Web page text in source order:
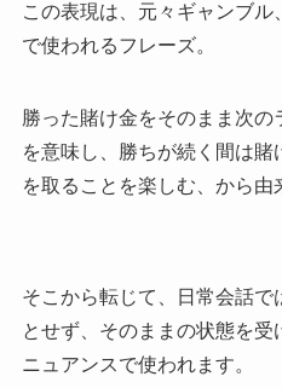
この表現は、元々ギャンブ
で使われるフレーズ。
勝った賭け金をそのまま次の
を意味し、勝ちが続く間は賭
を取ることを楽しむ、から由
そこから転じて、日常会話で
とせず、そのままの状態を
ニュアンスで使われます。